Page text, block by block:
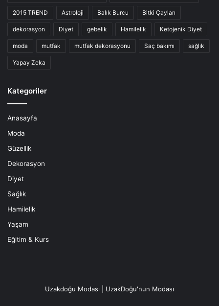
2015 TREND Astroloji Balık Burcu Bitki Çayları
dekorasyon Diyet gebelik Hamilelik Ketojenik Diyet
moda mutfak mutfak dekorasyonu Saç bakımı sağlık
Yapay Zeka
Kategoriler
Anasayfa
Moda
Güzellik
Dekorasyon
Diyet
Sağlık
Hamilelik
Yaşam
Eğitim & Kurs
Uzakdoğu Modası | UzakDoğu'nun Modası